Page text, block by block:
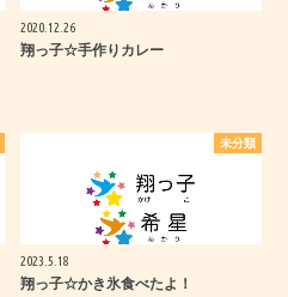
2020.12.26
翔っ子☆手作りカレー
未分類
2023.5.18
翔っ子☆かき氷食べたよ！